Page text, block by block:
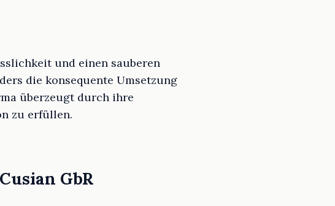
und einen sauberen
die konsequente Umsetzung
überzeugt durch ihre
zu erfüllen.
GbR